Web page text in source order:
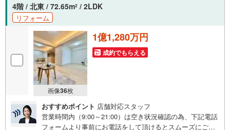
4階 / 北東 / 72.65m2 / 2LDK
リフォーム
画像36枚
1億1,280万円
成約でもらえる
おすすめポイント 店舗対応スタッフ
営業時間内（9:00～21:00）は空き状況確認の為、下記電話
フォームより事前にお電話をして頂けるとスムーズにご案